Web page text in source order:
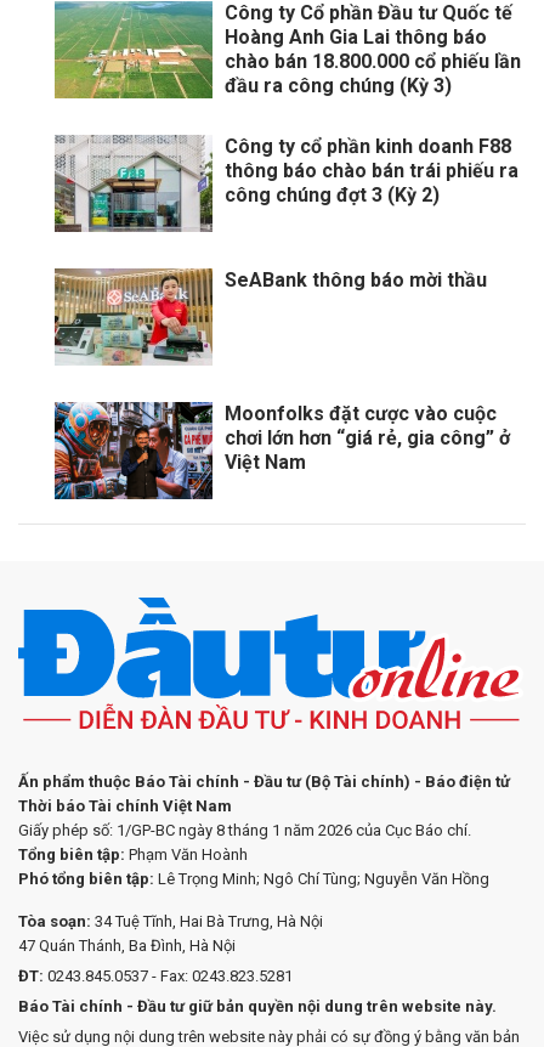
Công ty Cổ phần Đầu tư Quốc tế
Hoàng Anh Gia Lai thông báo
chào bán 18.800.000 cổ phiếu lần
đầu ra công chúng (Kỳ 3)
Công ty cổ phần kinh doanh F88
thông báo chào bán trái phiếu ra
công chúng đợt 3 (Kỳ 2)
SeABank thông báo mời thầu
Moonfolks đặt cược vào cuộc
chơi lớn hơn “giá rẻ, gia công” ở
Việt Nam
Ấn phẩm thuộc Báo Tài chính - Đầu tư (Bộ Tài chính) - Báo điện tử
Thời báo Tài chính Việt Nam
Giấy phép số: 1/GP-BC ngày 8 tháng 1 năm 2026 của Cục Báo chí.
Tổng biên tập: Phạm Văn Hoành
Phó tổng biên tập: Lê Trọng Minh; Ngô Chí Tùng; Nguyễn Văn Hồng
Tòa soạn: 34 Tuệ Tĩnh, Hai Bà Trưng, Hà Nội
47 Quán Thánh, Ba Đình, Hà Nội
ĐT: 0243.845.0537 - Fax: 0243.823.5281
Báo Tài chính - Đầu tư giữ bản quyền nội dung trên website này.
Việc sử dụng nội dung trên website này phải có sự đồng ý bằng văn bản